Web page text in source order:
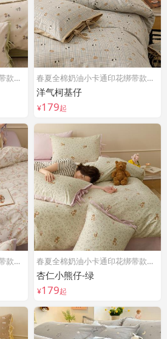
春夏全棉奶油小卡通印花绑带款四件套 春夏全棉奶油小卡通印花绑带款四件套
洋气柯基仔
¥179起
春夏全棉奶油小卡通印花绑带款四件套 春夏全棉奶油小卡通印花绑带款四件套
杏仁小熊仔-绿
¥179起